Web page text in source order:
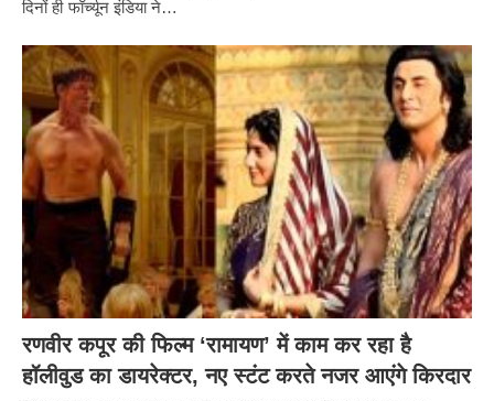
दिनों ही फॉर्च्यून इंडिया ने…
रणवीर कपूर की फिल्म ‘रामायण’ में काम कर रहा है
हॉलीवुड का डायरेक्टर, नए स्टंट करते नजर आएंगे किरदार